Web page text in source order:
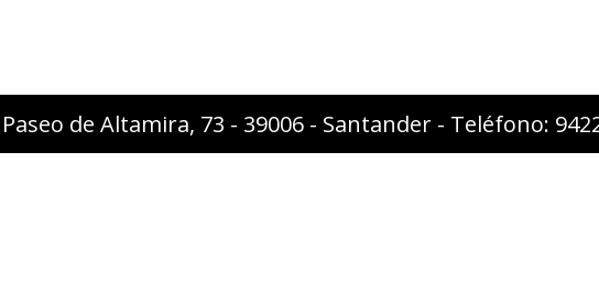
de Altamira, 73 - 39006 - Santander - Teléfono: